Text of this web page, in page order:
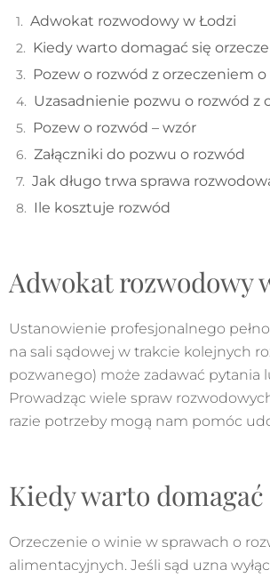
Adwokat rozwodowy w Łodzi
Kiedy warto domagać się
Pozew o rozwód z orzeczeniem
Uzasadnienie pozwu o rozwód z
Pozew o rozwód – wzór
Załączniki do pozwu o rozwód
Jak długo trwa sprawa
Ile kosztuje rozwód
Adwokat rozwodowy
Ustanowienie profesjonalnego
na sali sądowej w trakcie kolejnych
pozwanego) może zadawać pytania
Prowadząc wiele spraw
razie potrzeby mogą nam pomóc
Kiedy warto
Orzeczenie o winie w sprawach o
alimentacyjnych. Jeśli sąd uzna